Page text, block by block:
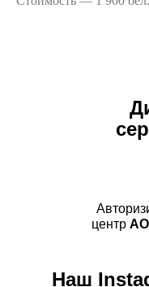
центр АО
Наш